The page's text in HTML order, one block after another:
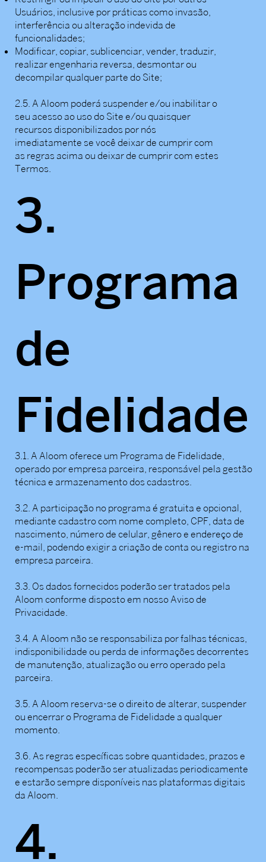
Usuários, inclusive por práticas como invasão,
interferência ou alteração indevida de
funcionalidades;
Modificar, copiar, sublicenciar, vender, traduzir,
realizar engenharia reversa, desmontar ou
decompilar qualquer parte do Site;
2.5. A Aloom poderá suspender e/ou inabilitar o
seu acesso ao uso do Site e/ou quaisquer
recursos disponibilizados por nós
imediatamente se você deixar de cumprir com
as regras acima ou deixar de cumprir com estes
Termos.
3.
Programa
de
Fidelidade
3.1. A Aloom oferece um Programa de Fidelidade,
operado por empresa parceira, responsável pela gestão
técnica e armazenamento dos cadastros.
3.2. A participação no programa é gratuita e opcional,
mediante cadastro com nome completo, CPF, data de
nascimento, número de celular, gênero e endereço de
e-mail, podendo exigir a criação de conta ou registro na
empresa parceira.
3.3. Os dados fornecidos poderão ser tratados pela
Aloom conforme disposto em nosso Aviso de
Privacidade.
3.4. A Aloom não se responsabiliza por falhas técnicas,
indisponibilidade ou perda de informações decorrentes
de manutenção, atualização ou erro operado pela
parceira.
3.5. A Aloom reserva-se o direito de alterar, suspender
ou encerrar o Programa de Fidelidade a qualquer
momento.
3.6. As regras específicas sobre quantidades, prazos e
recompensas poderão ser atualizadas periodicamente
e estarão sempre disponíveis nas plataformas digitais
da Aloom.
4.